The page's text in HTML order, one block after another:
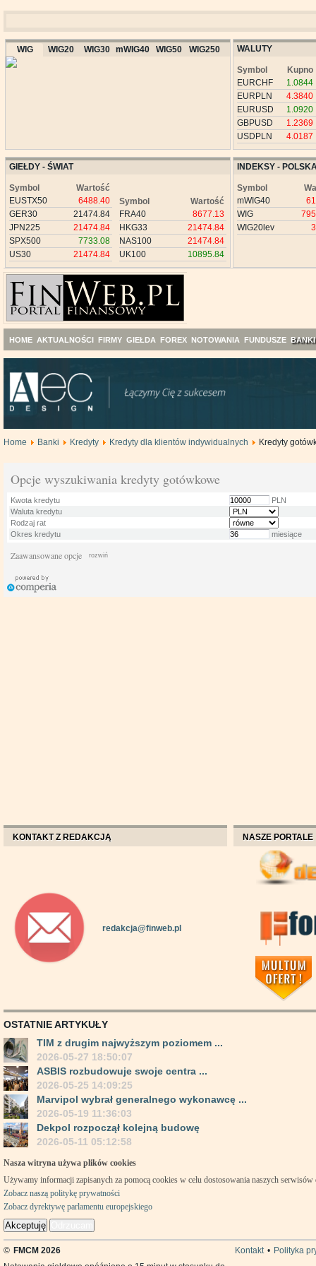
WIG WIG20 WIG30 mWIG40 WIG50 WIG250 WALUTY
Symbol
Kupno
EURCHF
1.0844
EURPLN
4.3840
EURUSD
1.0920
GBPUSD
1.2369
USDPLN
4.0187
GIEŁDY - ŚWIAT
Symbol
Wartość
EUSTX50
6488.40
GER30
21474.84
JPN225
21474.84
SPX500
7733.08
US30
21474.84
Symbol
Wartość
FRA40
8677.13
HKG33
21474.84
NAS100
21474.84
UK100
10895.84
INDEKSY -
Symbol
mWIG40
WIG
WIG20lev
HOME AKTUALNOŚCI FIRMY GIEŁDA FOREX NOTOWANIA FUNDUSZE BANKI
Home Banki Kredyty Kredyty dla klientów indywidualnych Kredyty
Opcje wyszukiwania kredyty gotówkowe
Kwota kredytu
PLN
Waluta kredytu
Rodzaj rat
Okres kredytu
miesiące
Zaawansowane opcje rozwiń
KONTAKT Z REDAKCJĄ
redakcja@finweb.pl
NASZE PORTALE
OSTATNIE ARTYKUŁY
TIM z drugim najwyższym poziomem ...
2026-05-27 18:50:07
ASBIS rozbudowuje swoje centra ...
2026-05-25 14:09:25
Marvipol wybrał generalnego wykonawcę ...
2026-05-19 11:36:03
Dekpol rozpoczął kolejną budowę
2026-05-11 05:12:58
Nasza witryna używa plików cookies
Używamy informacji zapisanych za pomocą cookies w celu dostosowania naszych
Zobacz naszą politykę prywatności
Zobacz dyrektywę parlamentu europejskiego
Akceptuję
© FMCM 2026 Kontakt • Polityka